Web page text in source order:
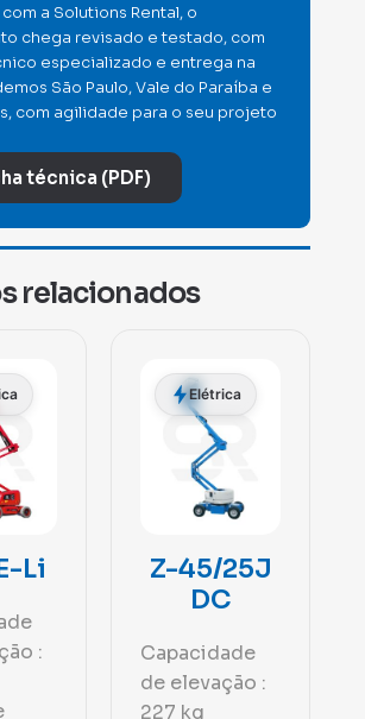
a Solutions Rental, o
chega revisado e testado, com
especializado e entrega na
São Paulo, Vale do Paraíba e
com agilidade para o seu projeto
técnica (PDF)
relacionados
Li
:
Elétrica
Z-45/25J
DC
Capacidade
de elevação :
227 kg